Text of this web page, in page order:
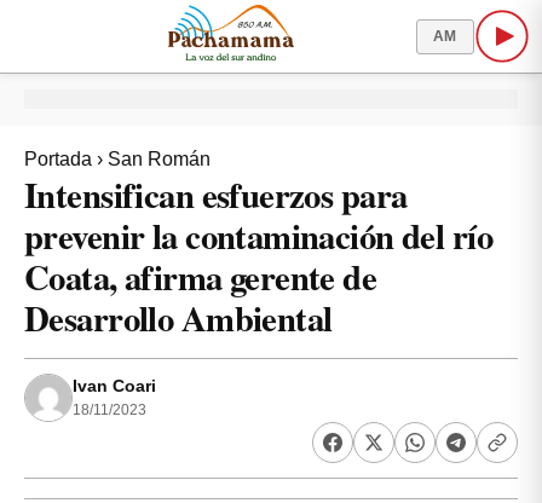
AM
Portada › San Román
Intensifican esfuerzos para
prevenir la contaminación del río
Coata, afirma gerente de
Desarrollo Ambiental
Ivan Coari
18/11/2023